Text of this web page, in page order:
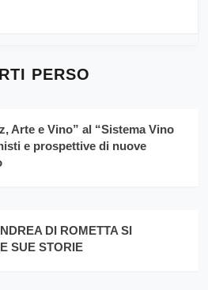
PERSO
Arte e Vino” al “Sistema Vino
e prospettive di nuove
DI ROMETTA SI
SUE STORIE